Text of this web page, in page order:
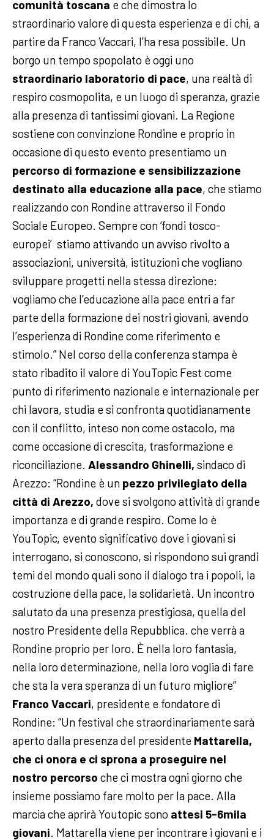
comunità toscana e che dimostra lo
straordinario valore di questa esperienza e di chi, a
partire da Franco Vaccari, l’ha resa possibile. Un
borgo un tempo spopolato è oggi uno
straordinario laboratorio di pace, una realtà di
respiro cosmopolita, e un luogo di speranza, grazie
alla presenza di tantissimi giovani. La Regione
sostiene con convinzione Rondine e proprio in
occasione di questo evento presentiamo un
percorso di formazione e sensibilizzazione
destinato alla educazione alla pace, che stiamo
realizzando con Rondine attraverso il Fondo
Sociale Europeo. Sempre con ‘fondi tosco-
europei’ stiamo attivando un avviso rivolto a
associazioni, università, istituzioni che vogliano
sviluppare progetti nella stessa direzione:
vogliamo che l’educazione alla pace entri a far
parte della formazione dei nostri giovani, avendo
l’esperienza di Rondine come riferimento e
stimolo.” Nel corso della conferenza stampa è
stato ribadito il valore di YouTopic Fest come
punto di riferimento nazionale e internazionale per
chi lavora, studia e si confronta quotidianamente
con il conflitto, inteso non come ostacolo, ma
come occasione di crescita, trasformazione e
riconciliazione. Alessandro Ghinelli, sindaco di
Arezzo: “Rondine è un pezzo privilegiato della
città di Arezzo, dove si svolgono attività di grande
importanza e di grande respiro. Come lo è
YouTopic, evento significativo dove i giovani si
interrogano, si conoscono, si rispondono sui grandi
temi del mondo quali sono il dialogo tra i popoli, la
costruzione della pace, la solidarietà. Un incontro
salutato da una presenza prestigiosa, quella del
nostro Presidente della Repubblica. che verrà a
Rondine proprio per loro. È nella loro fantasia,
nella loro determinazione, nella loro voglia di fare
che sta la vera speranza di un futuro migliore”
Franco Vaccari, presidente e fondatore di
Rondine: “Un festival che straordinariamente sarà
aperto dalla presenza del presidente Mattarella,
che ci onora e ci sprona a proseguire nel
nostro percorso che ci mostra ogni giorno che
insieme possiamo fare molto per la pace. Alla
marcia che aprirà Youtopic sono attesi 5-6mila
giovani. Mattarella viene per incontrare i giovani e i